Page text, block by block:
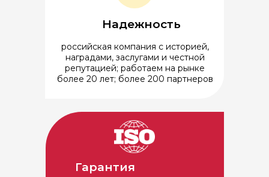
Надежность
российская компания с историей,
наградами, заслугами и честной
репутацией; работаем на рынке
более 20 лет; более 200 партнеров
Гарантия